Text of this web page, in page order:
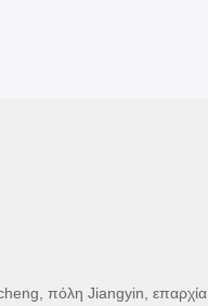
πόλη Jiangyin, επαρχία